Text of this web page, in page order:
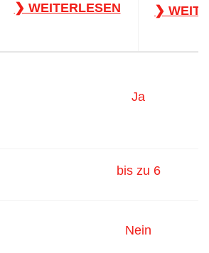
❯ WEITERLESEN ❯
Ja
bis zu 6
Nein